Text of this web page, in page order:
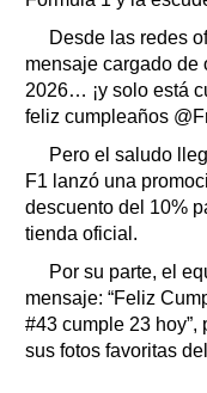
Desde las redes
mensaje cargado de
2026… ¡y solo está
feliz cumpleaños
Pero el saludo
F1 lanzó una
descuento del 10%
tienda oficial.
Por su parte, el
mensaje: “Feliz
#43 cumple 23
sus fotos favoritas